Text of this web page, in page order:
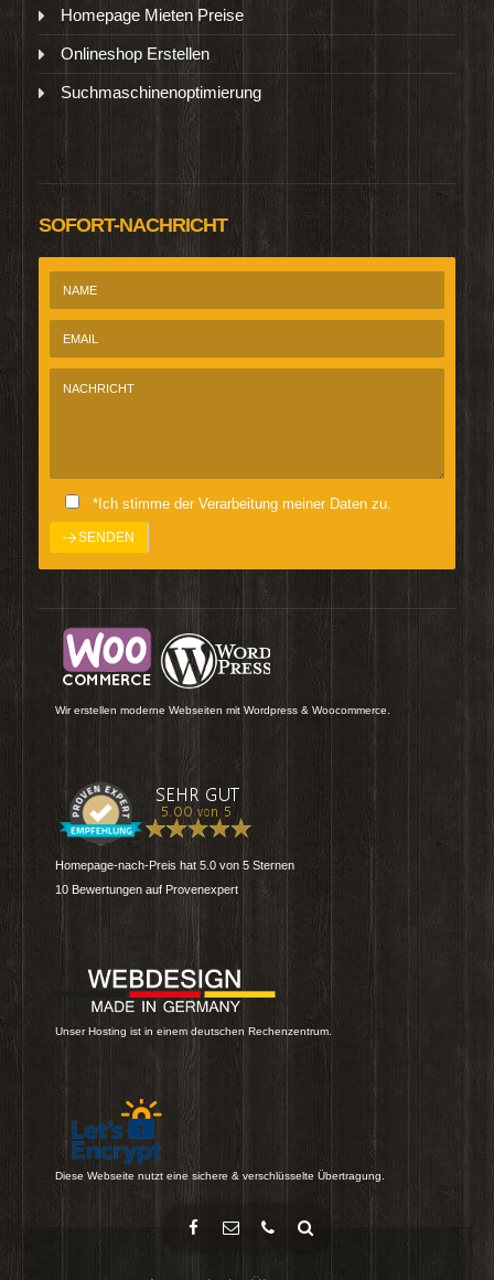
Homepage Mieten Preise
Onlineshop Erstellen
Suchmaschinenoptimierung
SOFORT-NACHRICHT
*Ich stimme der Verarbeitung meiner Daten zu.
Wir erstellen moderne Webseiten mit Wordpress & Woocommerce.
Homepage-nach-Preis hat 5.0 von 5 Sternen
10 Bewertungen auf Provenexpert
Unser Hosting ist in einem deutschen Rechenzentrum.
Diese Webseite nutzt eine sichere & verschlüsselte Übertragung.